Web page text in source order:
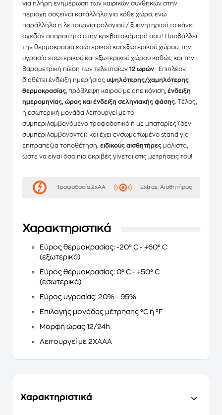
για πλήρη ενημέρωση των καιρικών συνθηκών στην
περιοχή σαςείναι κατάλληλο για κάθε χώρο, ενώ
παράλληλα η λειτουργία ρολογιού / ξυπνητηριού το κάνει
σχεδόν απαραίτητο στην κρεβατοκάμαρά σου.! Προβάλλει
την θερμοκρασία εσωτερικού και εξωτερικού χώρου, την
υγρασία εσωτερικού και εξωτερικού χώρου καθώς και την
βαρομετρική πίεση των τελευταίων 12 ωρών
. Επιπλέον,
διαθέτει ένδειξη ημερήσιας υψηλότερης/χαμηλότερης
θερμοκρασίας, πρόβλεψη καιρού με απεικόνιση, ένδειξη
ημερομηνίας, ώρας και ένδειξη σεληνιακής φάσης . Τέλος,
η εσωτερική μονάδα λειτουργεί με το
συμπεριλαμβανόμενο τροφοδοτικό ή με μπαταρίες (δεν
συμπεριλαμβάνονται) και έχει ενσωματωμένο stand για
επιτραπέζια τοποθέτηση. ειδικούς αισθητήρες μάλιστα,
ώστε να είναι όσο πιο ακριβές γίνεται στις μετρήσεις του!
Τροφοδοσία:2xAA Extras: Αισθητήρας
Χαρακτηριστικά
Εύρος θερμοκρασίας: -20° C - +60° C
(εξωτερικά)
Εύρος θερμοκρασίας: 0° C - +50° C
(εσωτερικά)
Εύρος υγρασίας: 20% - 95%
Επιλογής μονάδας μέτρησης °C ή °F
Mορφή ώρας 12/24h
Λειτουργεί με 2XAAΑ
Χαρακτηριστικά